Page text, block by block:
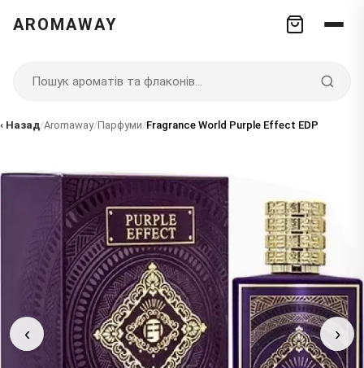
AROMAWAY
‹ Назад/Aromaway/Парфуми/Fragrance World Purple Effect EDP
‹ ›